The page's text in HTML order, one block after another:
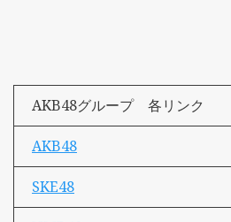
AKB48グループ 各リンク
AKB48
SKE48